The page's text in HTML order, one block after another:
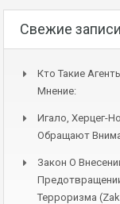
Свежие записи
Кто Такие
Мнение:
Игало, Херцег-
Обращают
Закон О
Терроризма